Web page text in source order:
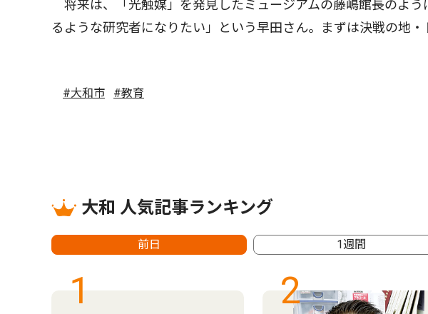
将来は、「光触媒」を発見したミュージアムの藤嶋館長のよ
るような研究者になりたい」という早田さん。まずは決戦の地・
#大和市 #教育
大和 人気記事ランキング
前日 1週間
1 2